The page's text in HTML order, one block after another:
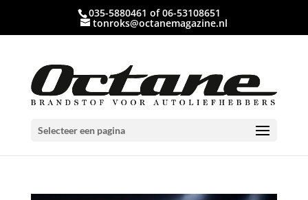
035-5880461 of 06-53108651
tonroks@octanemagazine.nl
Selecteer een pagina